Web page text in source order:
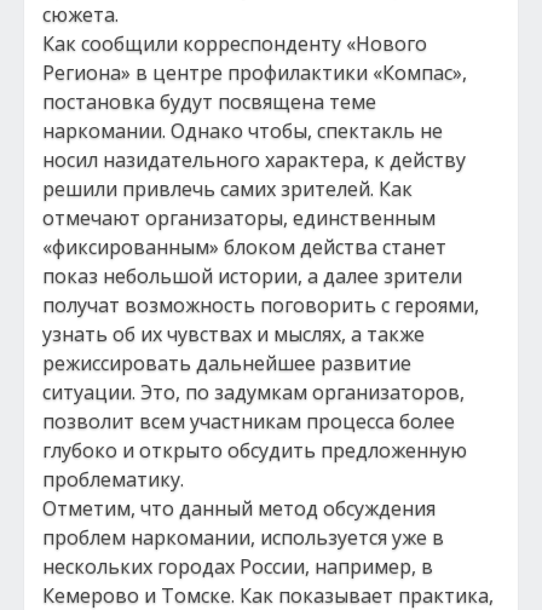
сюжета.
Как сообщили корреспонденту «Нового
Региона» в центре профилактики «Компас»,
постановка будут посвящена теме
наркомании. Однако чтобы, спектакль не
носил назидательного характера, к действу
решили привлечь самих зрителей. Как
отмечают организаторы, единственным
«фиксированным» блоком действа станет
показ небольшой истории, а далее зрители
получат возможность поговорить с героями,
узнать об их чувствах и мыслях, а также
режиссировать дальнейшее развитие
ситуации. Это, по задумкам организаторов,
позволит всем участникам процесса более
глубоко и открыто обсудить предложенную
проблематику.
Отметим, что данный метод обсуждения
проблем наркомании, используется уже в
нескольких городах России, например, в
Кемерово и Томске. Как показывает практика,